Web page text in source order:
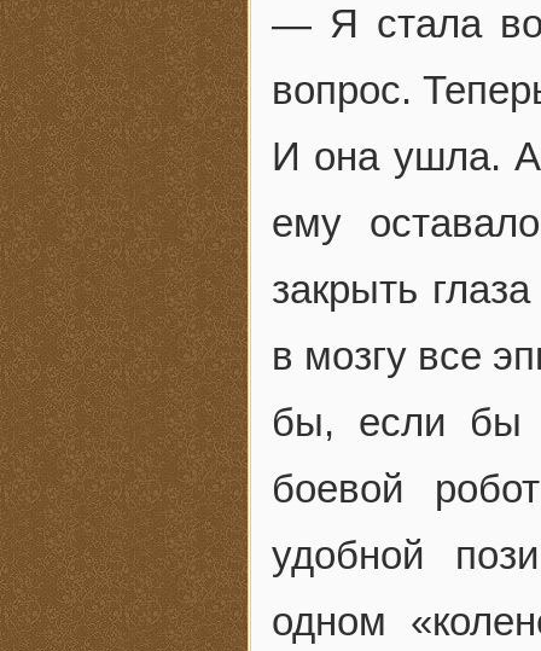
— Я стала
вопрос.
И она ушла. А
ему
закрыть
в мозгу все
бы, если бы
боевой
удобной
одном